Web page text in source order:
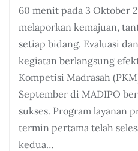
60 menit pada 3 Oktober
melaporkan kemajuan,
setiap bidang. Evaluasi
kegiatan berlangsung
Kompetisi Madrasah
September di MADIPO
sukses. Program layanan
termin pertama telah
kedua…